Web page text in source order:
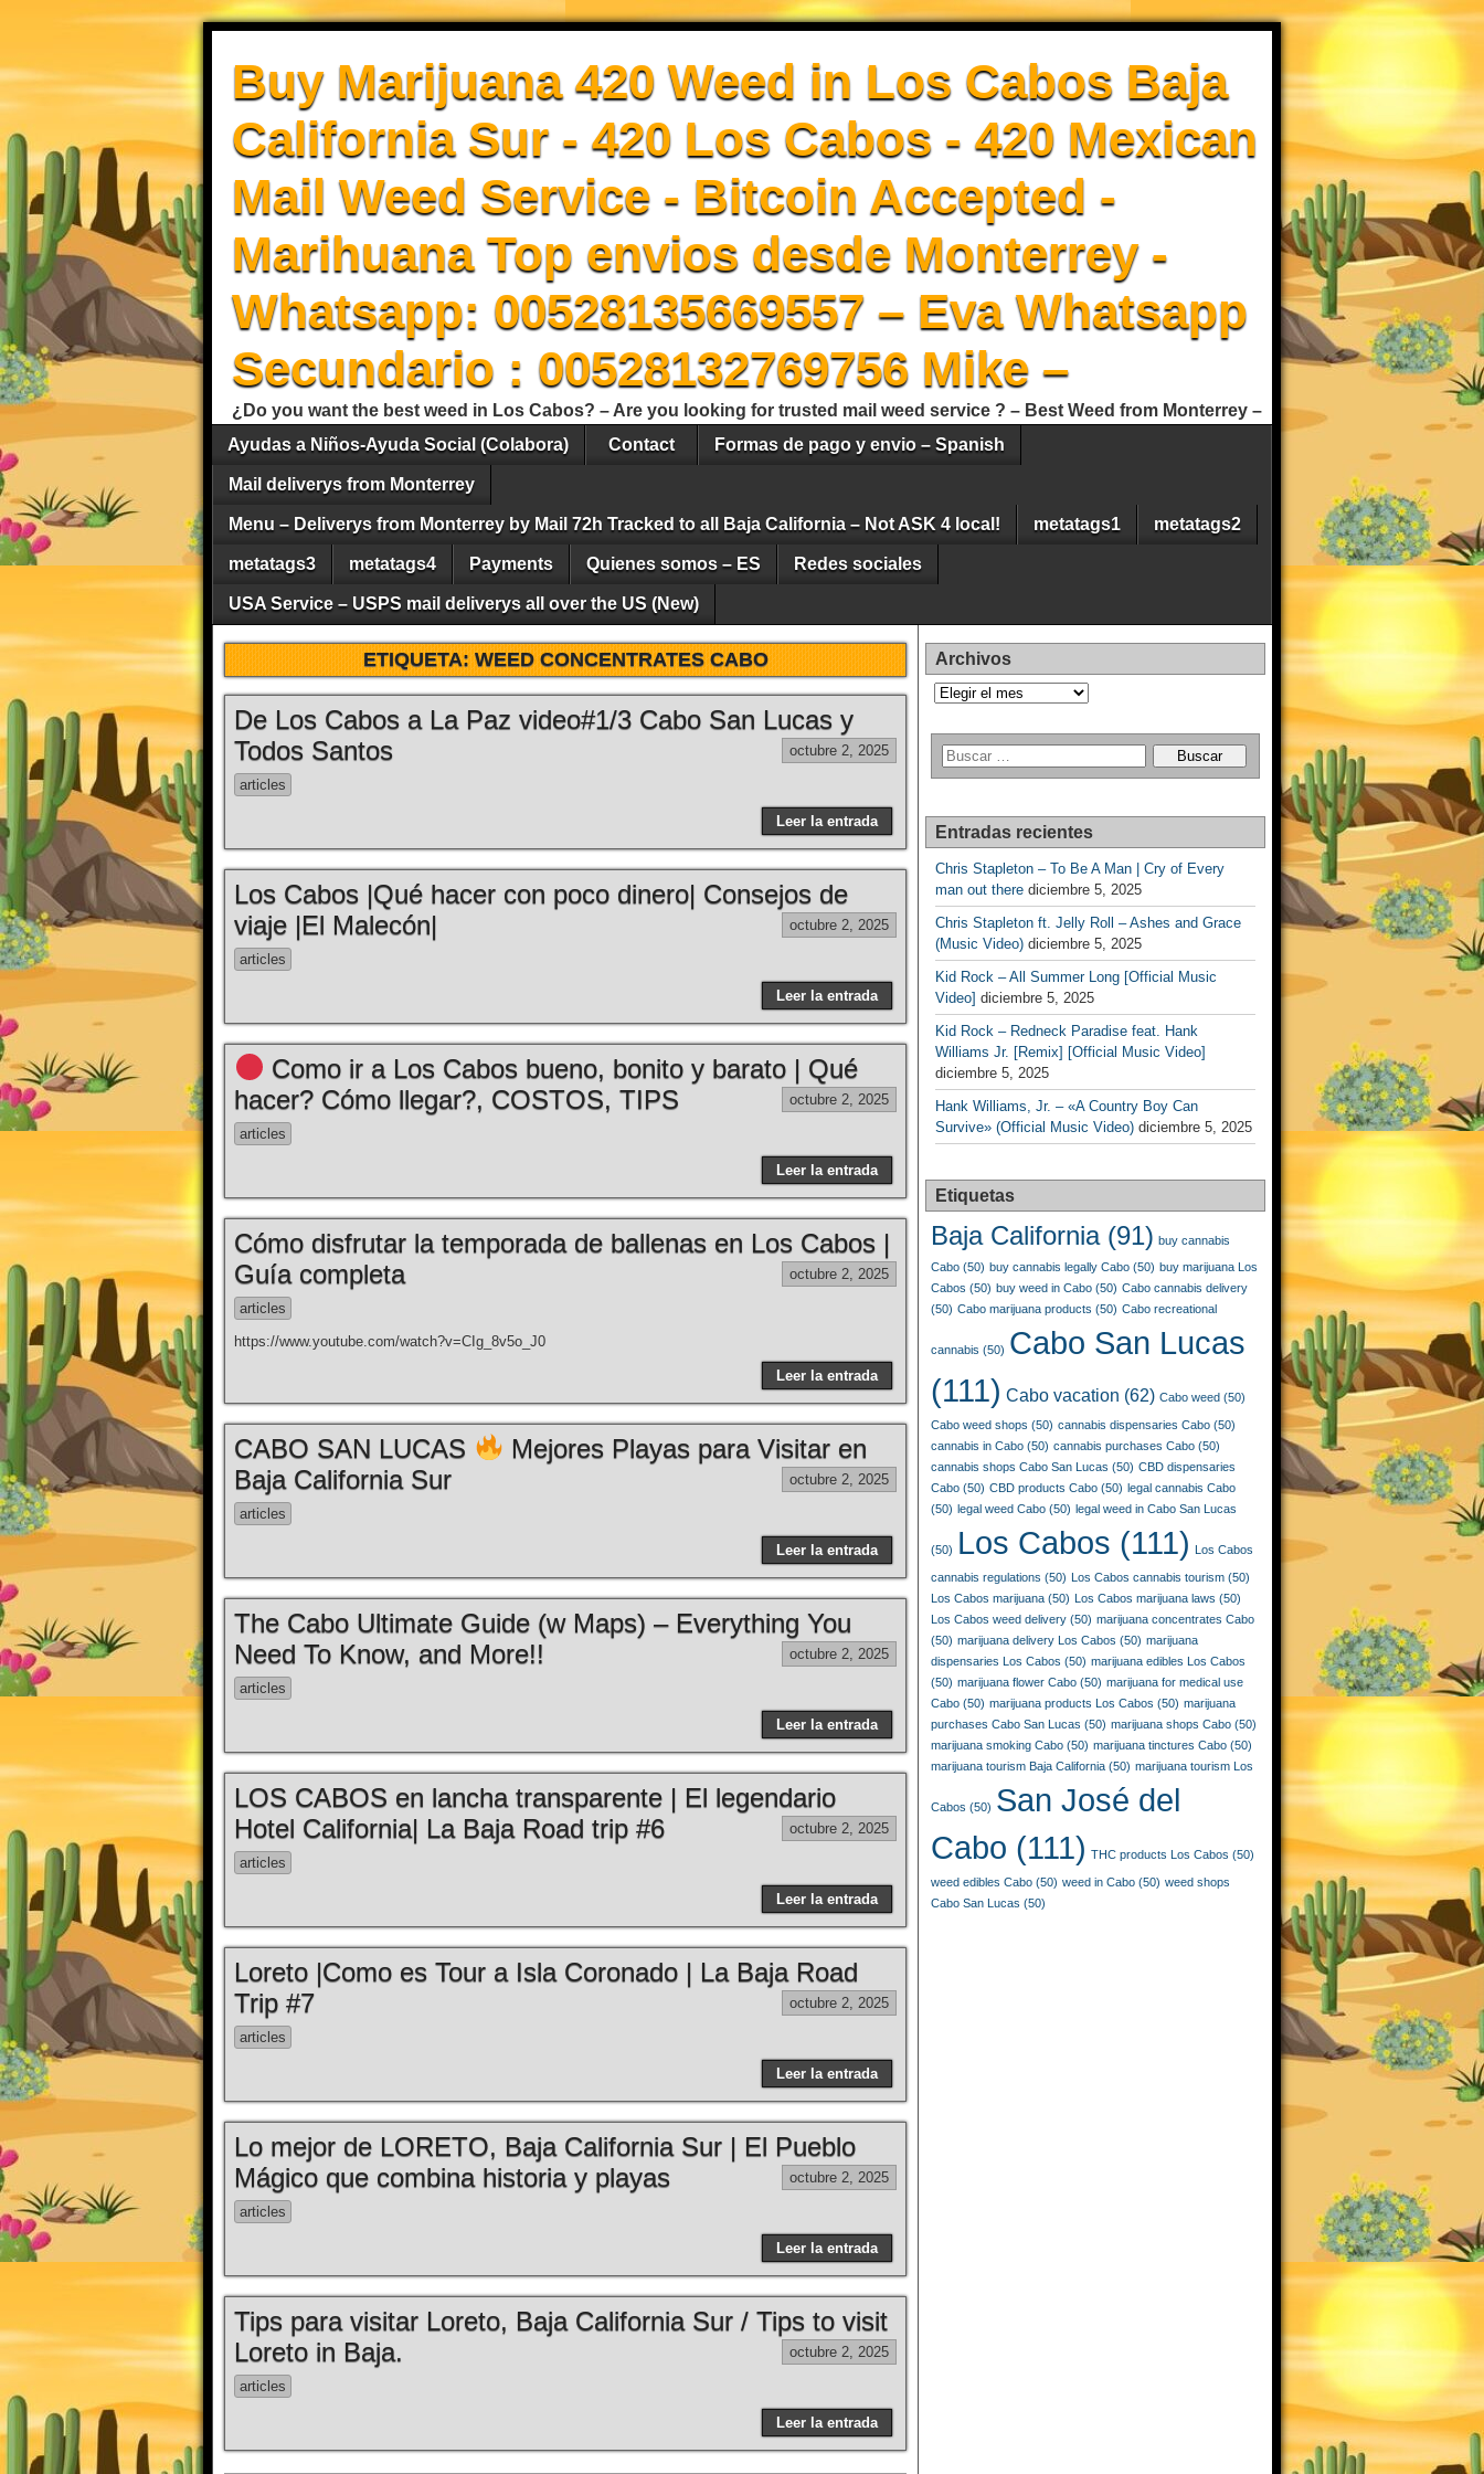
Buy Marijuana 420 Weed in Los Cabos Baja
California Sur - 420 Los Cabos - 420 Mexican
Mail Weed Service - Bitcoin Accepted -
Marihuana Top envios desde Monterrey -
Whatsapp: 00528135669557 – Eva Whatsapp
Secundario : 00528132769756 Mike –
¿Do you want the best weed in Los Cabos? – Are you looking for trusted mail weed service ? – Best Weed from Monterrey –
Ayudas a Niños-Ayuda Social (Colabora)
Contact Formas de pago y envio – Spanish
Mail deliverys from Monterrey
Menu – Deliverys from Monterrey by Mail 72h Tracked to all Baja California – Not ASK 4 local! metatags1 metatags2
metatags3 metatags4 Payments Quienes somos – ES Redes sociales
USA Service – USPS mail deliverys all over the US (New)
ETIQUETA:WEED CONCENTRATES CABO
De Los Cabos a La Paz video#1/3 Cabo San Lucas y
Todos Santos
octubre 2, 2025
articles
Leer la entrada
Los Cabos |Qué hacer con poco dinero| Consejos de
viaje |El Malecón|
octubre 2, 2025
articles
Leer la entrada
Como ir a Los Cabos bueno, bonito y barato | Qué
hacer? Cómo llegar?, COSTOS, TIPS
octubre 2, 2025
articles
Leer la entrada
Cómo disfrutar la temporada de ballenas en Los Cabos |
Guía completa
octubre 2, 2025
articles
https://www.youtube.com/watch?v=CIg_8v5o_J0
Leer la entrada
CABO SAN LUCAS
Mejores Playas para Visitar en
Baja California Sur
octubre 2, 2025
articles
Leer la entrada
The Cabo Ultimate Guide (w Maps) – Everything You
Need To Know, and More!!
octubre 2, 2025
articles
Leer la entrada
LOS CABOS en lancha transparente | El legendario
Hotel California| La Baja Road trip #6
octubre 2, 2025
articles
Leer la entrada
Loreto |Como es Tour a Isla Coronado | La Baja Road
Trip #7
octubre 2, 2025
articles
Leer la entrada
Lo mejor de LORETO, Baja California Sur | El Pueblo
Mágico que combina historia y playas
octubre 2, 2025
articles
Leer la entrada
Tips para visitar Loreto, Baja California Sur / Tips to visit
Loreto in Baja.
octubre 2, 2025
articles
Leer la entrada
Archivos
Archivos
Entradas recientes
Chris Stapleton – To Be A Man | Cry of Every
man out there diciembre 5, 2025
Chris Stapleton ft. Jelly Roll – Ashes and Grace
(Music Video) diciembre 5, 2025
Kid Rock – All Summer Long [Official Music
Video] diciembre 5, 2025
Kid Rock – Redneck Paradise feat. Hank
Williams Jr. [Remix] [Official Music Video]
diciembre 5, 2025
Hank Williams, Jr. – «A Country Boy Can
Survive» (Official Music Video) diciembre 5, 2025
Etiquetas
Baja California(91) buy cannabis
Cabo (50) buy cannabis legally Cabo (50) buy marijuana Los
Cabos (50) buy weed in Cabo (50) Cabo cannabis delivery
(50) Cabo marijuana products (50) Cabo recreational
cannabis (50) Cabo San Lucas
(111) Cabo vacation (62) Cabo weed (50)
Cabo weed shops (50) cannabis dispensaries Cabo (50)
cannabis in Cabo (50) cannabis purchases Cabo (50)
cannabis shops Cabo San Lucas (50) CBD dispensaries
Cabo (50) CBD products Cabo (50) legal cannabis Cabo
(50) legal weed Cabo (50) legal weed in Cabo San Lucas
(50) Los Cabos (111) Los Cabos
cannabis regulations (50) Los Cabos cannabis tourism (50)
Los Cabos marijuana (50) Los Cabos marijuana laws (50)
Los Cabos weed delivery (50) marijuana concentrates Cabo
(50) marijuana delivery Los Cabos (50) marijuana
dispensaries Los Cabos (50) marijuana edibles Los Cabos
(50) marijuana flower Cabo (50) marijuana for medical use
Cabo (50) marijuana products Los Cabos (50) marijuana
purchases Cabo San Lucas (50) marijuana shops Cabo (50)
marijuana smoking Cabo (50) marijuana tinctures Cabo (50)
marijuana tourism Baja California (50) marijuana tourism Los
Cabos (50) San José del
Cabo (111) THC products Los Cabos (50)
weed edibles Cabo (50) weed in Cabo (50) weed shops
Cabo San Lucas (50)